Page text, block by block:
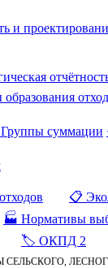
и
суммации
📋
🏭 Нормативы
🏷️ ОКПД 2
СЕЛЬСКОГО,